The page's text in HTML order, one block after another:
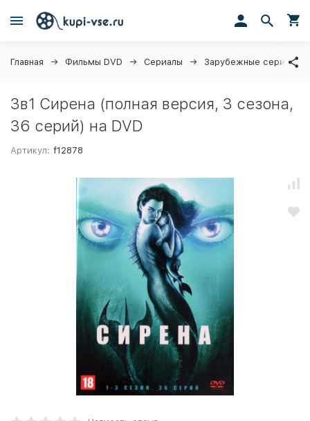
Главная Фильмы DVD Сериалы Зарубежные сериалы
3в1 Сирена (полная версия, 3 сезона,
36 серий) на DVD
Артикул: f12878